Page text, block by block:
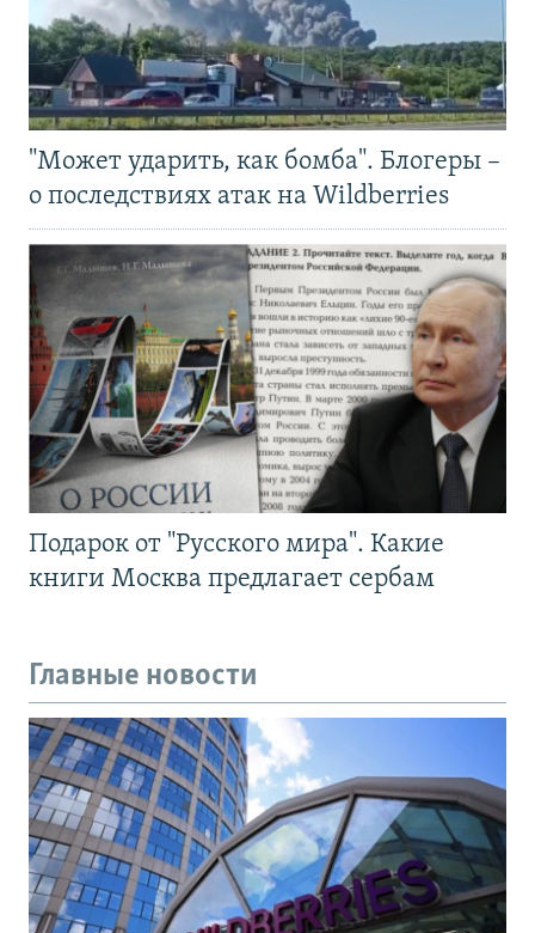
"Может ударить, как бомба". Блогеры –
о последствиях атак на Wildberries
Подарок от "Русского мира". Какие
книги Москва предлагает сербам
Главные новости